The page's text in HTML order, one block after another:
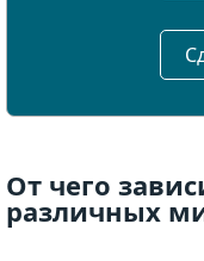
От чего
различных